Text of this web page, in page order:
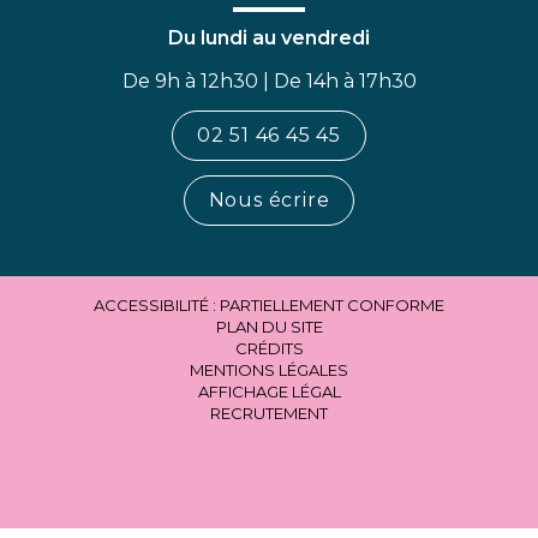
Du lundi au vendredi
De 9h à 12h30 | De 14h à 17h30
02 51 46 45 45
Nous écrire
ACCESSIBILITÉ : PARTIELLEMENT CONFORME
PLAN DU SITE
CRÉDITS
MENTIONS LÉGALES
AFFICHAGE LÉGAL
RECRUTEMENT